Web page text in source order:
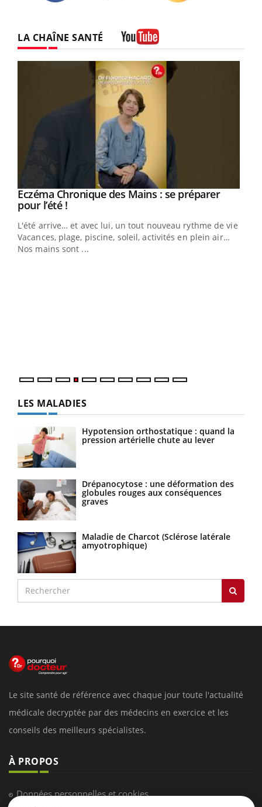
LA CHAÎNE SANTÉ
Youtube
Eczéma Chronique des Mains : se préparer
pour l’été !Youtube
L'été arrive… et avec lui, un tout nouveau rythme de vie !
Vacances, plage, piscine, soleil, activités en plein air…
Nos mains sont ...
LES MALADIES
Hypotension orthostatique : quand la
pression artérielle chute au lever
Drépanocytose : une déformation des
globules rouges aux conséquences
graves
Maladie de Charcot (Sclérose latérale
amyotrophique)
Le site santé de référence avec chaque jour toute l'actualité
médicale decryptée par des médecins en exercice et les
conseils des meilleurs spécialistes.
À PROPOS
Données personnelles et cookies